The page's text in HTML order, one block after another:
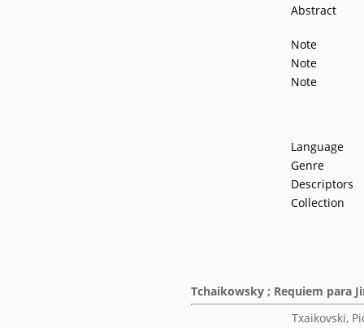
Abstract
Note
Note
Note
Language
Genre
Descriptors
Collection
Tchaikowsky ; Requiem para
Txaikovski,